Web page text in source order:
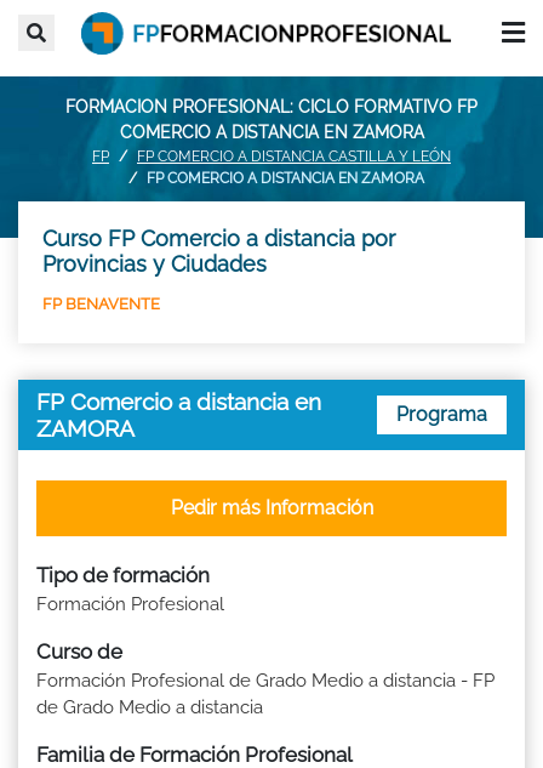
FORMACION PROFESIONAL: CICLO FORMATIVO FP
COMERCIO A DISTANCIA EN ZAMORA
FP
FP COMERCIO A DISTANCIA CASTILLA Y LEÓN
FP COMERCIO A DISTANCIA EN ZAMORA
Curso FP Comercio a distancia por
Provincias y Ciudades
FP BENAVENTE
FP Comercio a distancia en
ZAMORA
Programa
Tipo de formación
Formación Profesional
Curso de
Formación Profesional de Grado Medio a distancia - FP
de Grado Medio a distancia
Familia de Formación Profesional
Pedir más Información